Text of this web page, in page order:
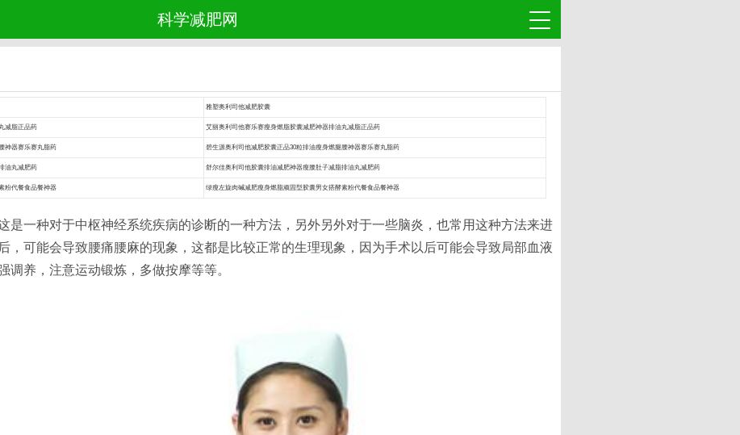
科学减肥网
雅塑奥利司他减肥胶囊
减脂正品药 艾丽奥利司他赛乐赛瘦身燃脂胶囊减肥神器排油丸减脂正品药
神器赛乐赛丸脂药 碧生源奥利司他减肥胶囊正品30粒排油瘦身燃腿腰神器赛乐赛丸脂药
油丸减肥药 舒尔佳奥利司他胶囊排油减肥神器瘦腰肚子减脂排油丸减肥药
粉代餐食品餐神器 绿瘦左旋肉碱减肥瘦身燃脂顽固型胶囊男女搭酵素粉代餐食品餐神器
是一种对于中枢神经系统疾病的诊断的一种方法，另外另外对于一些脑炎，也常用这种方法来进
，可能会导致腰痛腰麻的现象，这都是比较正常的生理现象，因为手术以后可能会导致局部血液
调养，注意运动锻炼，多做按摩等等。